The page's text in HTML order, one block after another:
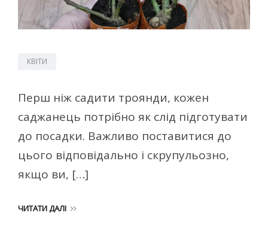
КВІТИ
Перш ніж садити троянди, кожен
саджанець потрібно як слід підготувати
до посадки. Важливо поставитися до
цього відповідально і скрупульозно,
якщо ви, […]
ЧИТАТИ ДАЛІ